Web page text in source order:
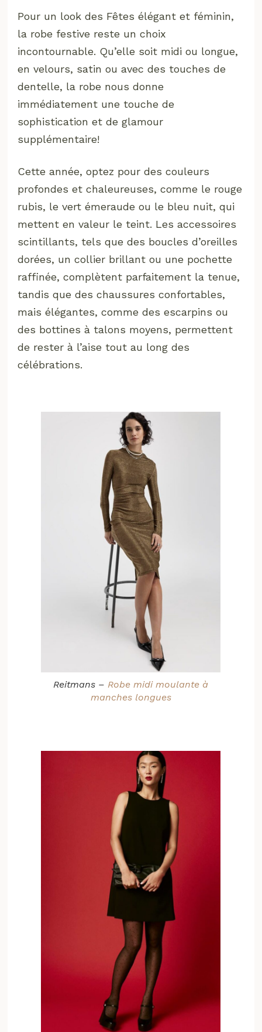
Pour un look des Fêtes élégant et féminin,
la robe festive reste un choix
incontournable. Qu’elle soit midi ou longue,
en velours, satin ou avec des touches de
dentelle, la robe nous donne
immédiatement une touche de
sophistication et de glamour
supplémentaire!
Cette année, optez pour des couleurs
profondes et chaleureuses, comme le rouge
rubis, le vert émeraude ou le bleu nuit, qui
mettent en valeur le teint. Les accessoires
scintillants, tels que des boucles d’oreilles
dorées, un collier brillant ou une pochette
raffinée, complètent parfaitement la tenue,
tandis que des chaussures confortables,
mais élégantes, comme des escarpins ou
des bottines à talons moyens, permettent
de rester à l’aise tout au long des
célébrations.
Reitmans – Robe midi moulante à
manches longues